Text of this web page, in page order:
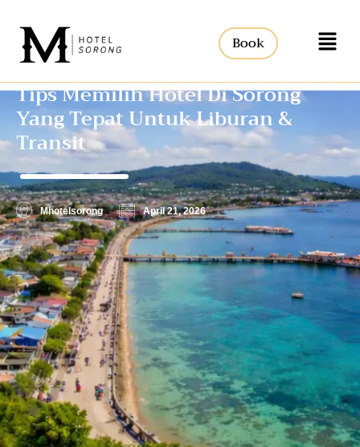
Book
Tips Memilih Hotel Di Sorong
Yang Tepat Untuk Liburan &
Transit
Mhotelsorong April 21, 2026